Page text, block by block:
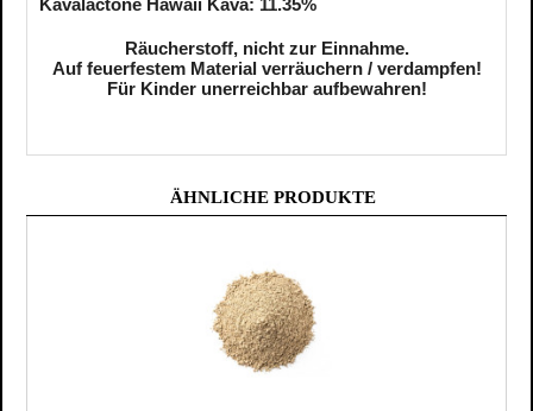
Kavalactone Hawaii Kava: 11.35%
Räucherstoff, nicht zur Einnahme.
Auf feuerfestem Material verräuchern / verdampfen!
Für Kinder unerreichbar aufbewahren!
ÄHNLICHE PRODUKTE